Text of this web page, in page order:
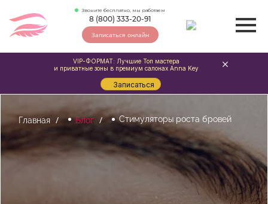
Звоните бесплатно, мы работаем
8 (800) 333-20-91
Записаться онлайн
Главная Блог Стимуляторы роста бровей
VIP-ФОРМАТ: Лучшие Топ мастера
и приватные зоны в премиум салонах Anna Key
Записаться